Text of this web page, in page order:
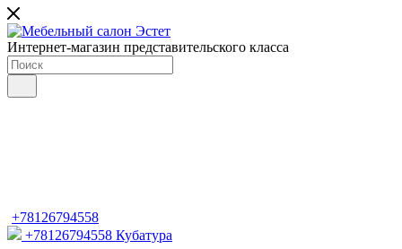
Интернет-магазин представительского класса
+78126794558
+78126794558 Кубатура